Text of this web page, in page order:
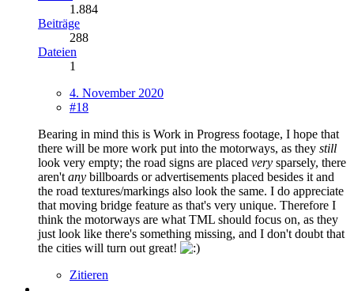
1.884
Beiträge
288
Dateien
1
4. November 2020
#18
Bearing in mind this is Work in Progress footage, I hope that
there will be more work put into the motorways, as they still
look very empty; the road signs are placed very sparsely, there
aren't any billboards or advertisements placed besides it and
the road textures/markings also look the same. I do appreciate
that moving bridge feature as that's very unique. Therefore I
think the motorways are what TML should focus on, as they
just look like there's something missing, and I don't doubt that
the cities will turn out great!
Zitieren